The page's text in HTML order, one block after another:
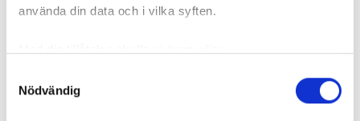
använda din data och i vilka syften.
som kan ha en noggrannhet på upp till flera meter
Nödvändig